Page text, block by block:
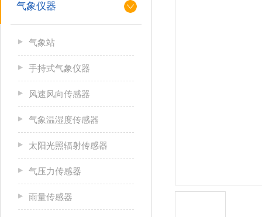
气象仪器
气象站
手持式气象仪器
风速风向传感器
气象温湿度传感器
太阳光照辐射传感器
气压力传感器
雨量传感器